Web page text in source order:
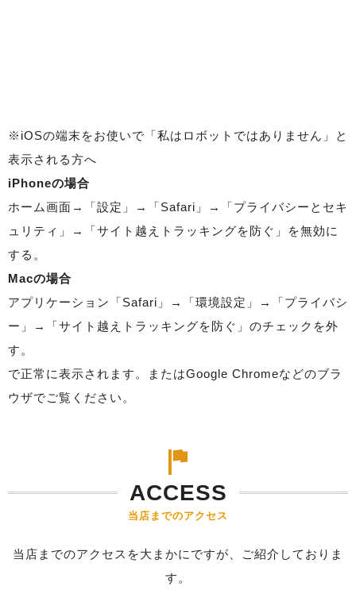
※iOSの端末をお使いで「私はロボットではありません」と
表示される方へ
iPhoneの場合
ホーム画面→「設定」→「Safari」→「プライバシーとセキ
ュリティ」→「サイト越えトラッキングを防ぐ」を無効に
する。
Macの場合
アプリケーション「Safari」→「環境設定」→「プライバシ
ー」→「サイト越えトラッキングを防ぐ」のチェックを外
す。
で正常に表示されます。またはGoogle Chromeなどのブラ
ウザでご覧ください。
ACCESS
当店までのアクセス
当店までのアクセスを大まかにですが、ご紹介しておりま
す。